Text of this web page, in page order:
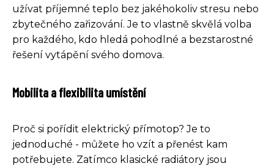
užívat příjemné teplo bez jakéhokoliv stresu nebo
zbytečného zařizování. Je to vlastně skvělá volba
pro každého, kdo hledá pohodlné a bezstarostné
řešení vytápění svého domova.
Mobilita a flexibilita umístění
Proč si pořídit elektrický přímotop? Je to
jednoduché - můžete ho vzít a přenést kam
potřebujete. Zatímco klasické radiátory jsou